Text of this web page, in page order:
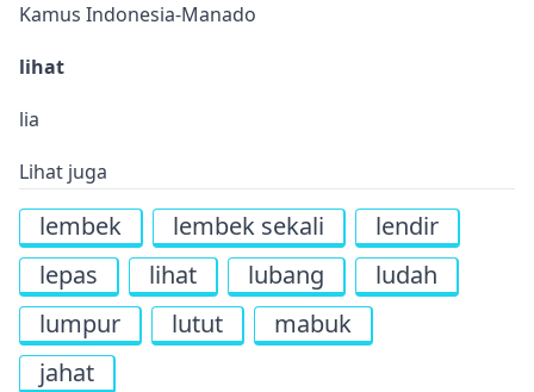
Kamus Indonesia-Manado
lihat
lia
Lihat juga
lembek lembek sekali
lendir
lepas
lihat lubang
ludah
lumpur
lutut
mabuk
jahat